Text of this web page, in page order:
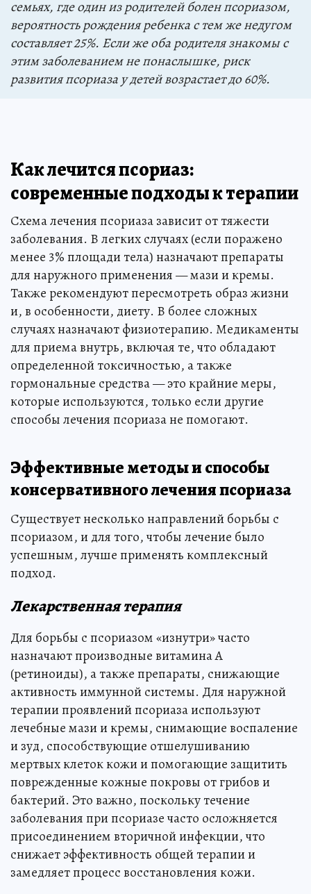
семьях, где один из родителей болен псориазом,
вероятность рождения ребенка с тем же недугом
составляет 25%. Если же оба родителя знакомы с
этим заболеванием не понаслышке, риск
развития псориаза у детей возрастает до 60%.
Как лечится псориаз:
современные подходы к терапии
Схема лечения псориаза зависит от тяжести
заболевания. В легких случаях (если поражено
менее 3% площади тела) назначают препараты
для наружного применения — мази и кремы.
Также рекомендуют пересмотреть образ жизни
и, в особенности, диету. В более сложных
случаях назначают физиотерапию. Медикаменты
для приема внутрь, включая те, что обладают
определенной токсичностью, а также
гормональные средства — это крайние меры,
которые используются, только если другие
способы лечения псориаза не помогают.
Эффективные методы и способы
консервативного лечения псориаза
Существует несколько направлений борьбы с
псориазом, и для того, чтобы лечение было
успешным, лучше применять комплексный
подход.
Лекарственная терапия
Для борьбы с псориазом «изнутри» часто
назначают производные витамина А
(ретиноиды), а также препараты, снижающие
активность иммунной системы. Для наружной
терапии проявлений псориаза используют
лечебные мази и кремы, снимающие воспаление
и зуд, способствующие отшелушиванию
мертвых клеток кожи и помогающие защитить
поврежденные кожные покровы от грибов и
бактерий. Это важно, поскольку течение
заболевания при псориазе часто осложняется
присоединением вторичной инфекции, что
снижает эффективность общей терапии и
замедляет процесс восстановления кожи.